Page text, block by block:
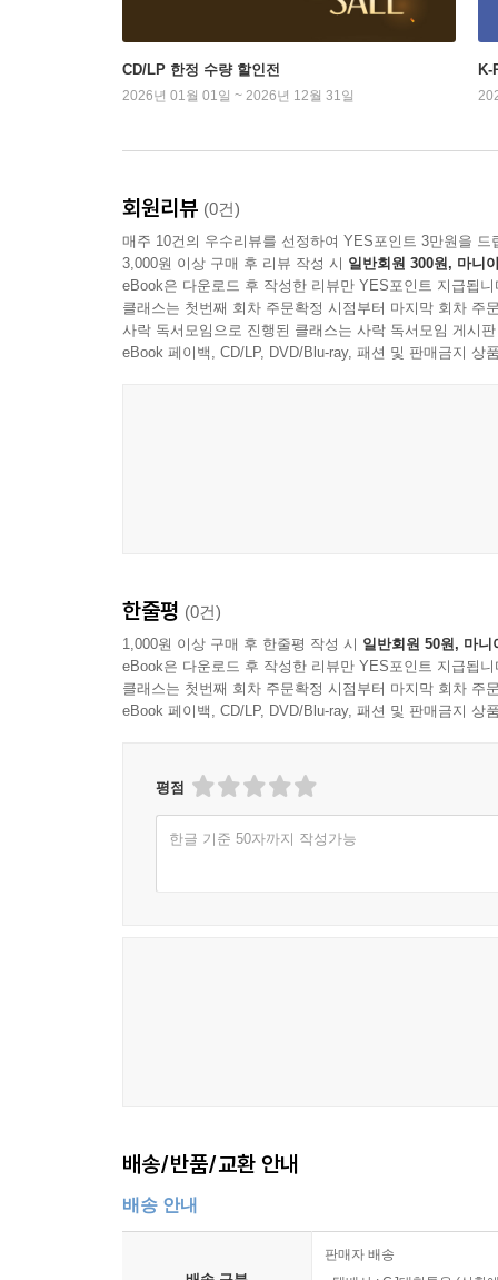
CD/LP 한정 수량 할인전
2026년 01월 01일 ~ 2026년 12월 31일
K-
회원리뷰 (0건)
매주 10건의 우수리뷰를 선정하여 YES포인트 3만원을 드
3,000원 이상 구매 후 리뷰 작성 시 일반회원 300원, 마니
eBook은 다운로드 후 작성한 리뷰만 YES포인트 지급됩니
클래스는 첫번째 회차 주문확정 시점부터 마지막 회차 주
사락 독서모임으로 진행된 클래스는 사락 독서모임 게시
eBook 페이백, CD/LP, DVD/Blu-ray, 패션 및 판매금지 상
한줄평 (0건)
1,000원 이상 구매 후 한줄평 작성 시 일반회원 50원, 마니
eBook은 다운로드 후 작성한 리뷰만 YES포인트 지급됩니
클래스는 첫번째 회차 주문확정 시점부터 마지막 회차 주
eBook 페이백, CD/LP, DVD/Blu-ray, 패션 및 판매금지 상
평점
한글 기준 50자까지 작성가능
배송/반품/교환 안내
배송 안내
판매자 배송